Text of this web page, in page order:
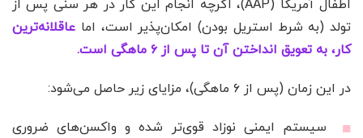
اطفال آمریکا (AAP)، اگرچه انجام این کار در هر سنی پس از
تولد (به شرط استریل بودن) امکان‌پذیر است، اما عاقلانه‌ترین
کار، به تعویق انداختن آن تا پس از ۶ ماهگی است.
در این زمان (پس از ۶ ماهگی)، مزایای زیر حاصل می‌شود:
سیستم ایمنی نوزاد قوی‌تر شده و واکسن‌های ضروری